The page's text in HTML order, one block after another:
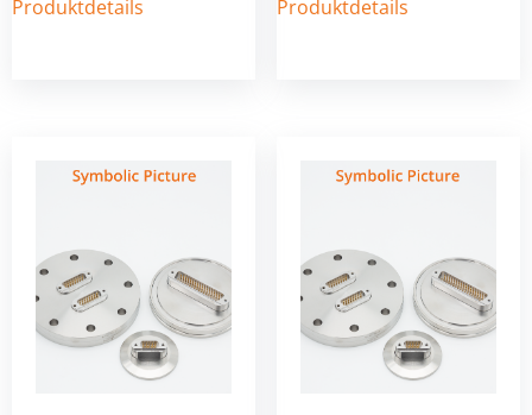
Produktdetails Produktdetails